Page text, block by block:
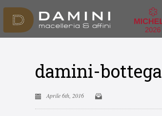
damini-bottega
Aprile 6th, 2016